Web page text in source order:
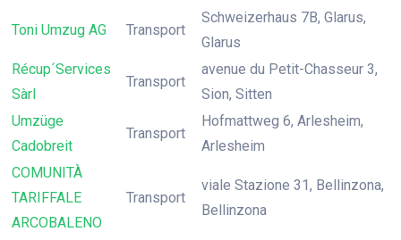
Toni Umzug AG Transport
Schweizerhaus 7B, Glarus,
Glarus
Récup´Services
Sàrl
Transport
avenue du Petit-Chasseur 3,
Sion, Sitten
Umzüge
Cadobreit
Transport
Hofmattweg 6, Arlesheim,
Arlesheim
COMUNITÀ
TARIFFALE
ARCOBALENO
Transport
viale Stazione 31, Bellinzona,
Bellinzona